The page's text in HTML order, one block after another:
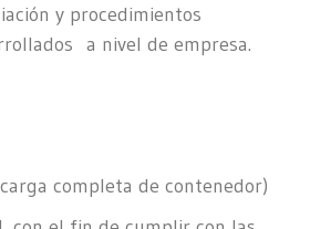
y procedimientos
a nivel de empresa.
completa de contenedor)